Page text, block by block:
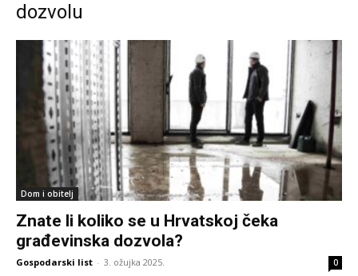
dozvolu
Dom i obitelj
Znate li koliko se u Hrvatskoj čeka
građevinska dozvola?
Gospodarski list - 3. ožujka 2025. 0